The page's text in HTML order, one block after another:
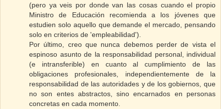
(pero ya veis por donde van las cosas cuando el propio
Ministro de Educación recomienda a los jóvenes que
estudien solo aquello que demande el mercado, pensando
solo en criterios de 'empleabilidad').
Por último, creo que nunca debemos perder de vista el
espinoso asunto de la responsabilidad personal, individual
(e intransferible) en cuanto al cumplimiento de las
obligaciones profesionales, independientemente de la
responsabilidad de las autoridades y de los gobiernos, que
no son entes abstractos, sino encarnados en personas
concretas en cada momento.